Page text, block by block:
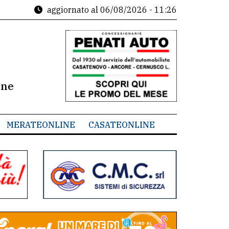
aggiornato al 06/08/2026 - 11:26
MERATEONLINE CASATEONLINE